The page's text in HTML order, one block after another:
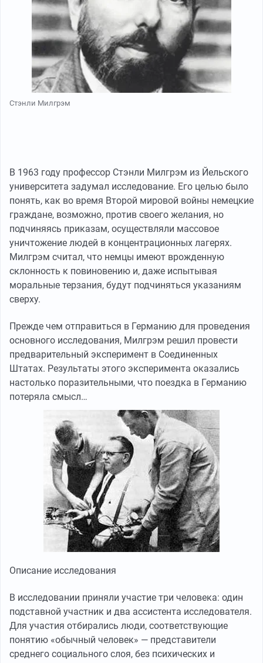
Стэнли Милгрэм
В 1963 году профессор Стэнли Милгрэм из Йельского
университета задумал исследование. Его целью было
понять, как во время Второй мировой войны немецкие
граждане, возможно, против своего желания, но
подчиняясь приказам, осуществляли массовое
уничтожение людей в концентрационных лагерях.
Милгрэм считал, что немцы имеют врожденную
склонность к повиновению и, даже испытывая
моральные терзания, будут подчиняться указаниям
сверху.
Прежде чем отправиться в Германию для проведения
основного исследования, Милгрэм решил провести
предварительный эксперимент в Соединенных
Штатах. Результаты этого эксперимента оказались
настолько поразительными, что поездка в Германию
потеряла смысл…
Описание исследования
В исследовании приняли участие три человека: один
подставной участник и два ассистента исследователя.
Для участия отбирались люди, соответствующие
понятию «обычный человек» — представители
среднего социального слоя, без психических и